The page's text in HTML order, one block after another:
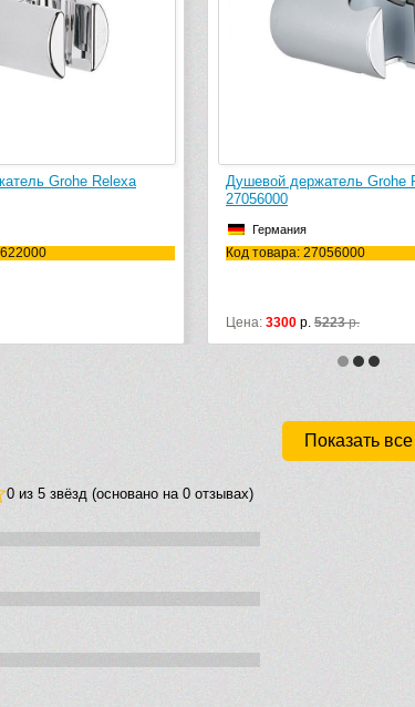
Relexa
Душевой держатель Grohe Rainshower
Германия
Код товара: 27056000
р.5223р.
Показать все
0 из 5 звёзд (основано на 0 отзывах)